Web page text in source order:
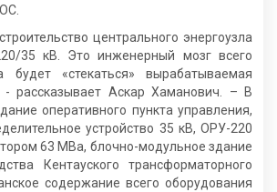
центрального энергоузла
35 кВ. Это инженерный мозг всего
будет «стекаться» вырабатываемая
- рассказывает Аскар Хаманович. – В
оперативного пункта управления,
устройство 35 кВ, ОРУ-220
63 МВа, блочно-модульное здание
Кентауского трансформаторного
содержание всего оборудования